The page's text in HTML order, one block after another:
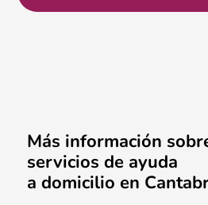
Más información
servicios de ayuda
a domicilio en